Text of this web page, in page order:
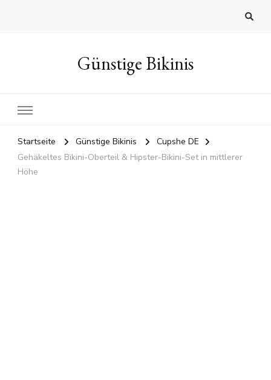
Günstige Bikinis
Startseite Günstige Bikinis
Cupshe DE
Gehäkeltes Bikini-Oberteil & Hipster-Bikini-Set in mittlerer
Höhe